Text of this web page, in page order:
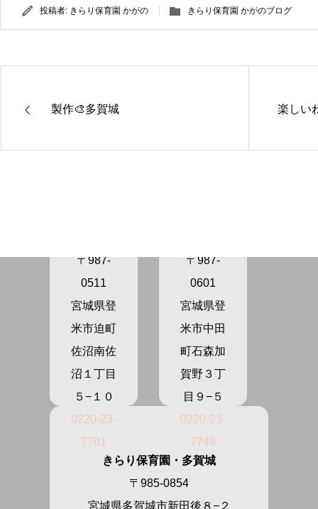
投稿者: きらり保育園 かがの きらり保育園 かがのブログ
製作🎨多賀城 楽しい
〒987-
0511
宮城県登
米市迫町
佐沼南佐
沼１丁目
５−１０
0220-23-
7701
〒987-
0601
宮城県登
米市中田
町石森加
賀野３丁
目９−５
0220-23-
7748
きらり保育園・多賀城
〒985-0854
宮城県多賀城市新田後８−２